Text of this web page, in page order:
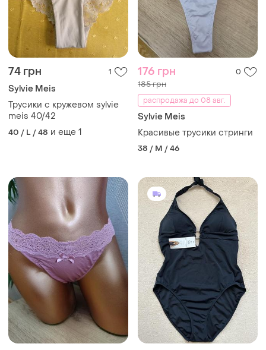
74 грн 1
Sylvie Meis
Трусики с кружевом sylvie
meis 40/42
40 / L / 48 и еще 1
176 грн 0
185 грн
распродажа до 08 авг.
Sylvie Meis
Красивые трусики стринги
38 / M / 46